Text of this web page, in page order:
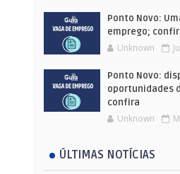
Ponto Novo:
emprego;
Unknown
Ponto Novo:
oportunidades
confira
Unknown
ÚLTIMAS NOTÍCIAS